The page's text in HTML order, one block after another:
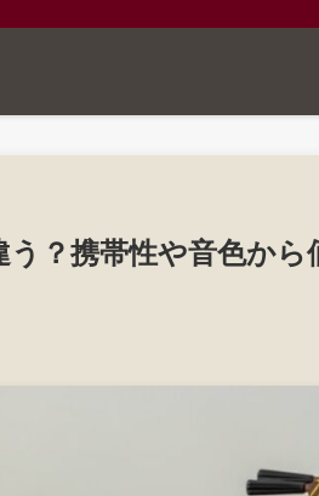
？携帯性や音色か